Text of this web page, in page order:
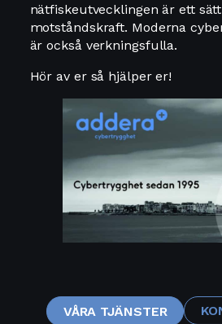
nätfiskeutvecklingen är ett
motståndskraft. Moderna
är också verkningsfulla.
Hör av er så hjälper er!
VÅRA TJÄNSTER